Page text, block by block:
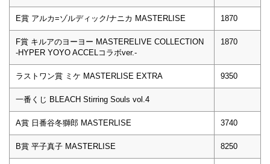
E賞 アルカ=ゾルディック/ナニカ MASTERLISE 1870
F賞 キルアのヨーヨー MASTERELIVE COLLECTION
-HYPER YOYO ACCELコラボver.-
1870
ラストワン賞 ミケ MASTERLISE EXTRA 9350
一番くじ BLEACH Stirring Souls vol.4
A賞 日番谷冬獅郎 MASTERLISE 3740
B賞 平子真子 MASTERLISE 8250